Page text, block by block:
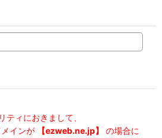
ティにおきまして、
インが
【ezweb.ne.jp】
の場合に